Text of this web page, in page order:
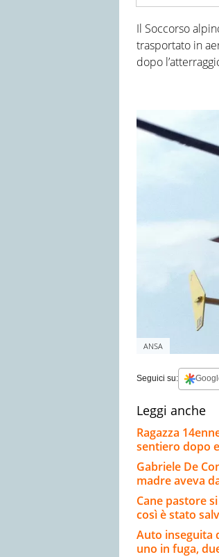
Il Soccorso
trasportato in
dopo
ANSA
Seguici su:
Leggi anche
Ragazza
sentiero dopo
Gabriele De
madre aveva
Cane pastore
così è stato
Auto inseguita
uno in fuga,